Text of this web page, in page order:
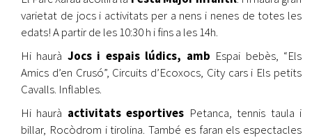
varietat de jocs i activitats per a nens i nenes de totes les
edats! A partir de les 10:30 h i fins a les 14h.
Hi haurà Jocs i espais lúdics, amb Espai bebès, “Els
Amics d’en Crusó”, Circuits d’Ecoxocs, City cars i Els petits
Cavalls. Inflables.
Hi haurà activitats esportives Petanca, tennis taula i
billar, Rocòdrom i tirolina. També es faran els espectacles